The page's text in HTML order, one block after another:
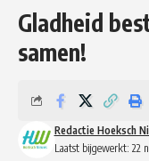
Gladheid
samen!
Laatst bijgewerkt: 22
Redactie Hoeksch